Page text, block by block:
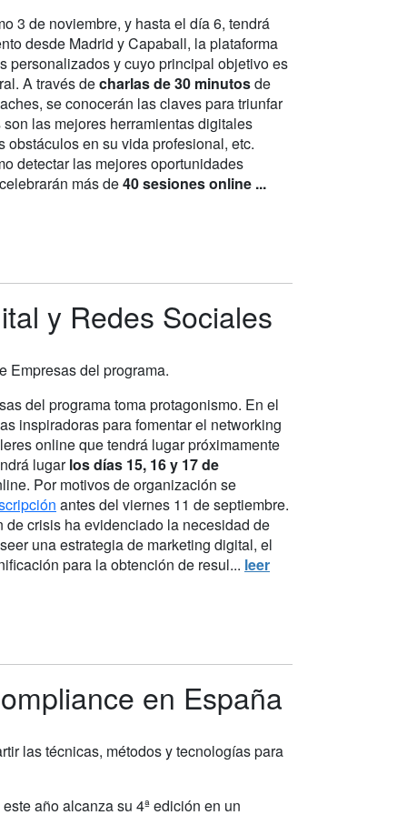
3 de noviembre, y hasta el día 6, tendrá
desde Madrid y Capaball, la plataforma
personalizados y cuyo principal objetivo es
A través decharlas de 30 minutosde
se conocerán las claves para triunfar
las mejores herramientas digitales
en su vida profesional, etc.
detectar las mejores oportunidades
más de40 sesiones online ...
y Redes Sociales
Empresas del programa.
del programa toma protagonismo. En el
inspiradoras para fomentar el networking
online que tendrá lugar próximamente
lugarlos días 15, 16 y 17 de
Por motivos de organización se
antes del viernes 11 de septiembre.
crisis ha evidenciado la necesidad de
una estrategia de marketing digital, el
para la obtención de resul... leer
en España
las técnicas, métodos y tecnologías para
año alcanza su 4ª edición en un